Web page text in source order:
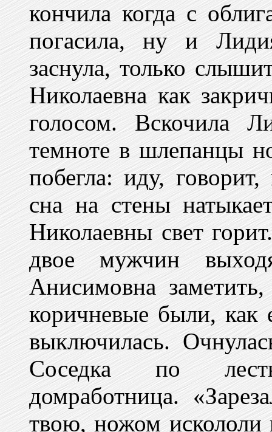
кончила когда с
погасила, ну и
заснула, только
Николаевна как
голосом. Вскочила
темноте в шлепанцы
побегла: иду,
сна на стены
Николаевны свет
двое мужчин
Анисимовна
коричневые были, как
выключилась.
Соседка по
домработница.
твою, ножом искололи